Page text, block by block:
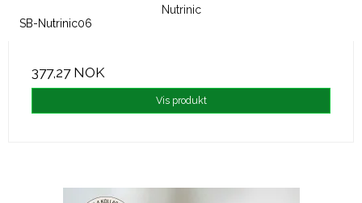
Nutrinic
SB-Nutrinic06
377,27 NOK
Vis produkt